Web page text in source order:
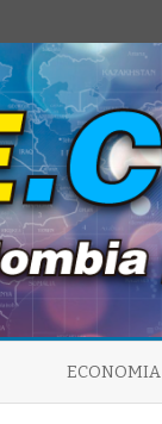
ECONOMIA